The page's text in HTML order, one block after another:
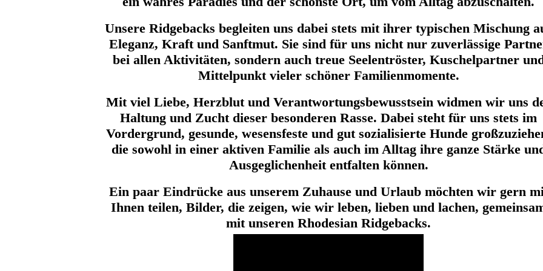
Unsere Ridgebacks begleiten uns dabei stets mit ihrer typischen Mischung
Eleganz, Kraft und Sanftmut. Sie sind für uns nicht nur zuverlässige
bei allen Aktivitäten, sondern auch treue Seelentröster, Kuschelpartner
Mittelpunkt vieler schöner Familienmomente.
Mit viel Liebe, Herzblut und Verantwortungsbewusstsein widmen wir uns
Haltung und Zucht dieser besonderen Rasse. Dabei steht für uns stets im
Vordergrund, gesunde, wesensfeste und gut sozialisierte Hunde
die sowohl in einer aktiven Familie als auch im Alltag ihre ganze Stärke
Ausgeglichenheit entfalten können.
Ein paar Eindrücke aus unserem Zuhause und Urlaub möchten wir gern
Ihnen teilen, Bilder, die zeigen, wie wir leben, lieben und lachen,
mit unseren Rhodesian Ridgebacks.